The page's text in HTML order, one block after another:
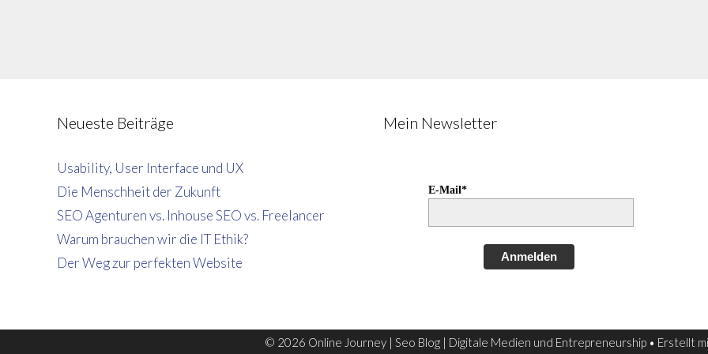
Neueste Beiträge
Usability, User Interface und UX
Die Menschheit der Zukunft
SEO Agenturen vs. Inhouse SEO vs. Freelancer
Warum brauchen wir die IT Ethik?
Der Weg zur perfekten Website
Mein Newsletter
E-Mail*
Anmelden
© 2026 Online Journey | Seo Blog | Digitale Medien und Entrepreneurship• Erstellt